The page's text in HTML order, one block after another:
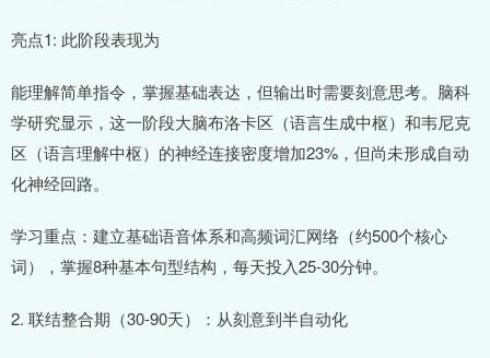
亮点1: 此阶段表现为
能理解简单指令，掌握基础表达，但输出时需要刻意思考。脑科
学研究显示，这一阶段大脑布洛卡区（语言生成中枢）和韦尼克
区（语言理解中枢）的神经连接密度增加23%，但尚未形成自动
化神经回路。
学习重点：建立基础语音体系和高频词汇网络（约500个核心
词），掌握8种基本句型结构，每天投入25-30分钟。
2. 联结整合期（30-90天）：从刻意到半自动化